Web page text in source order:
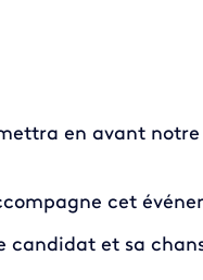
en avant
cet
et sa